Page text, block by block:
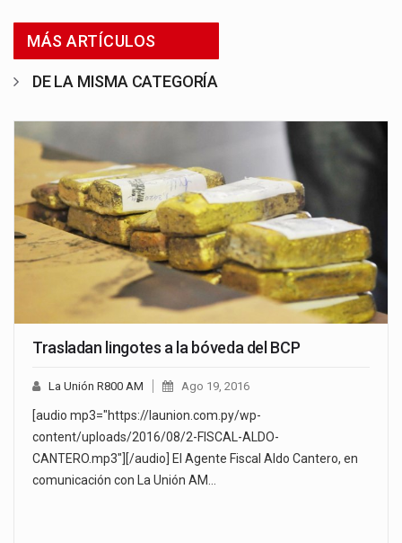
MÁS ARTÍCULOS
DE LA MISMA CATEGORÍA
Trasladan lingotes a la bóveda del BCP
La Unión R800 AM Ago 19, 2016
[audio mp3="https://launion.com.py/wp-
content/uploads/2016/08/2-FISCAL-ALDO-
CANTERO.mp3"][/audio] El Agente Fiscal Aldo Cantero, en
comunicación con La Unión AM…